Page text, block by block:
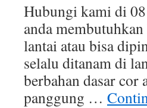
Hubungi kami di
anda
lantai atau bisa
selalu ditanam di
berbahan dasar cor
panggung …